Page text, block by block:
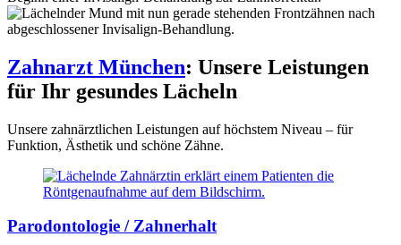
Zahnarzt München: Unsere Leistungen
für Ihr gesundes Lächeln
Unsere zahnärztlichen Leistungen auf höchstem Niveau – für
Funktion, Ästhetik und schöne Zähne.
Parodontologie / Zahnerhalt